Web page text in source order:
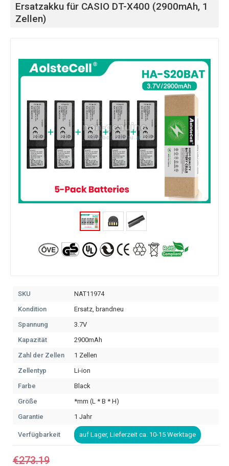
Ersatzakku für CASIO DT-X400 (2900mAh, 1
Zellen)
SKU
NAT11974
Kondition
Ersatz, brandneu
Spannung
3.7V
Kapazität
2900mAh
Zahl der Zellen
1 Zellen
Zellentyp
Li-ion
Farbe
Black
Größe
*mm (L * B * H)
Garantie
1 Jahr
Verfügbarkeit auf Lager, Lieferzeit ca. 10-15 Werktage
€273.19